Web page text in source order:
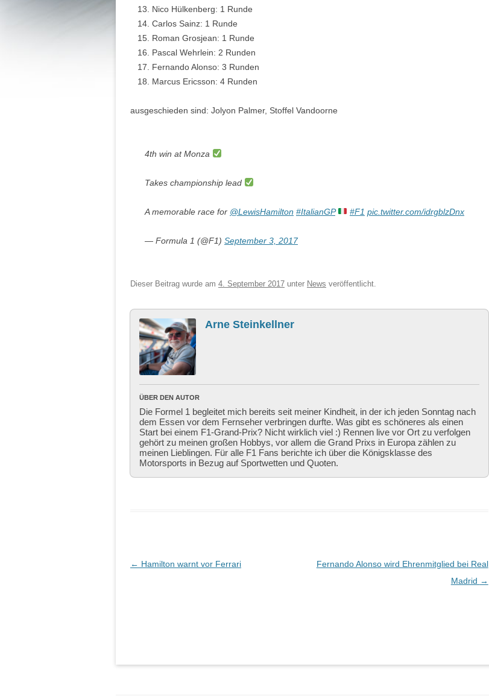
Nico Hülkenberg: 1 Runde
Carlos Sainz: 1 Runde
Roman Grosjean: 1 Runde
Pascal Wehrlein: 2 Runden
Fernando Alonso: 3 Runden
Marcus Ericsson: 4 Runden
ausgeschieden sind: Jolyon Palmer, Stoffel Vandoorne
4th win at Monza
Takes championship lead
A memorable race for @LewisHamilton #ItalianGP #F1 pic.twitter.com/idrgblzDnx
— Formula 1 (@F1) September 3, 2017
Dieser Beitrag wurde am 4. September 2017 unter News veröffentlicht.
Arne Steinkellner
ÜBER DEN AUTOR
Die Formel 1 begleitet mich bereits seit meiner Kindheit, in der ich jeden Sonntag nach
dem Essen vor dem Fernseher verbringen durfte. Was gibt es schöneres als einen
Start bei einem F1-Grand-Prix? Nicht wirklich viel :) Rennen live vor Ort zu verfolgen
gehört zu meinen großen Hobbys, vor allem die Grand Prixs in Europa zählen zu
meinen Lieblingen. Für alle F1 Fans berichte ich über die Königsklasse des
Motorsports in Bezug auf Sportwetten und Quoten.
Beitragsnavigation
← Hamilton warnt vor Ferrari
Fernando Alonso wird Ehrenmitglied bei Real
Madrid →